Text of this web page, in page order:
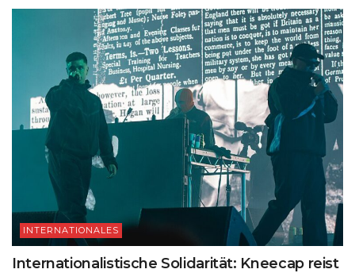
INTERNATIONALES
Internationalistische Solidarität: Kneecap reist